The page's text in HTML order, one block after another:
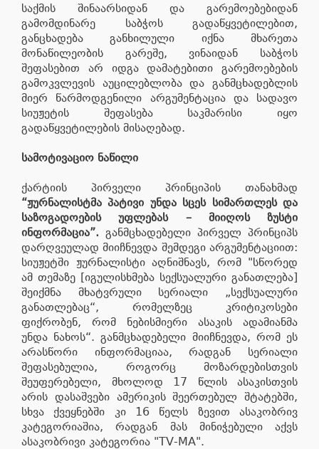
საქმის შინაარსიდან და გარემოებებიდან
გამომდინარე საბჭოს გადაწყვეტილებით,
განცხადება განხილული იქნა მხარეთა
მონაწილეობის გარეშე, ვინაიდან საბჭოს
შეფასებით არ იდგა დამატებითი გარემოებების
გამოკვლევის აუცილებლობა და განმცხადებლის
მიერ წარმოდგენილი არგუმენტაცია და სადავო
სიუჟეტის შეფასება საკმარისი იყო
გადაწყვეტილების მისაღებად.
სამოტივაციო ნაწილი
ქარტიის პირველი პრინციპის თანახმად
“ჟურნალისტმა პატივი უნდა სცეს სიმართლეს და
საზოგადოების უფლებას – მიიღოს ზუსტი
ინფორმაცია”. განმცხადებელი პირველ პრინციპს
დარღვეულად მიიჩნევდა შემდეგი არგუმენტაციით:
სიუჟეტში ჟურნალისტი აღნიშნავს, რომ "სწორედ
ამ თემაზე [იგულისხმება სექსუალური განათლება]
შეიქმნა მხატვრული სერიალი „სექსუალური
განათლებაც“, რომელზეც კრიტიკოსები
ფიქრობენ, რომ ნებისმიერი ასაკის ადამიანმა
უნდა ნახოს“. განმცხადებელი მიიჩნევდა, რომ ეს
არასწორი ინფორმაციაა, რადგან სერიალი
შეფასებულია, როგორც მოზარდებისთვის
შეუფერებელი, მხოლოდ 17 წლის ასაკისთვის
არის დასაშვები ამერიკის შეერთებულ შტატებში,
სხვა ქვეყნებში კი 16 წელს ზევით ასაკობრივ
კატეგორიაშია, რადგან მას მინიჭებული აქვს
ასაკობრივი კატეგორია "TV-MA".